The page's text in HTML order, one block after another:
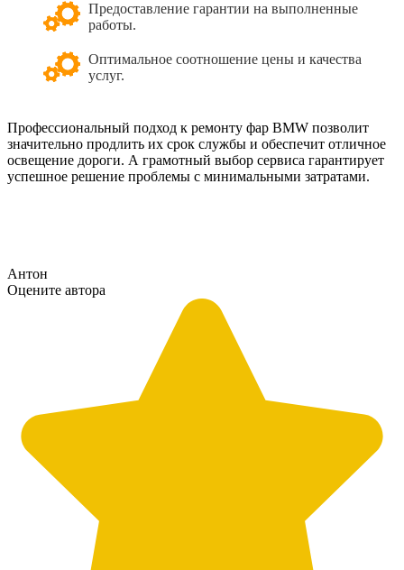
Предоставление гарантии на выполненные
работы.
Оптимальное соотношение цены и качества
услуг.
Профессиональный подход к ремонту фар BMW позволит
значительно продлить их срок службы и обеспечит отличное
освещение дороги. А грамотный выбор сервиса гарантирует
успешное решение проблемы с минимальными затратами.
Антон
Оцените автора